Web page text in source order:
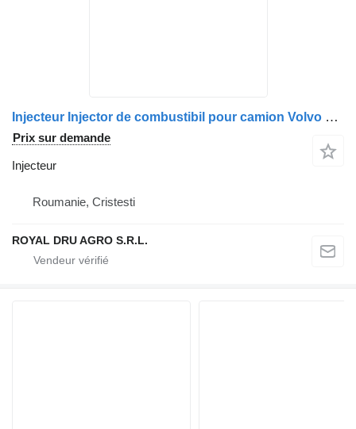
Injecteur Injector de combustibil pour camion Volvo 20544184 / 85000317 / 85000889 / 21098633
Prix sur demande
Injecteur
Roumanie, Cristesti
ROYAL DRU AGRO S.R.L.